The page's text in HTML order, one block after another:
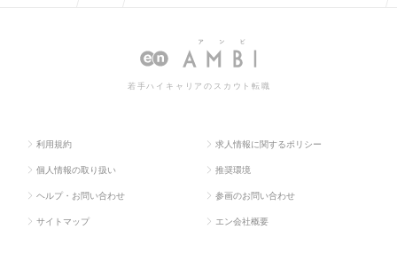
若手ハイキャリアのスカウト転職
利用規約 求人情報に関するポリシー
個人情報の取り扱い 推奨環境
ヘルプ・お問い合わせ 参画のお問い合わせ
サイトマップ エン会社概要